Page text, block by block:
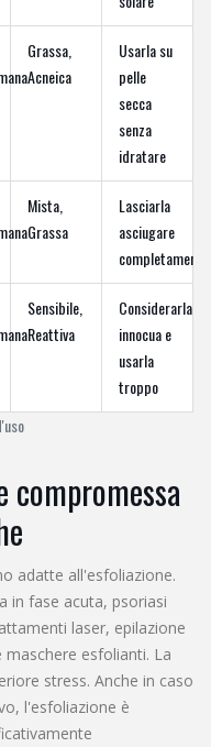
Grassa,
Acneica
Usarla su
pelle
secca
senza
idratare
Mista,
Grassa
Lasciarla
asciugare
completamente
Sensibile,
Reattiva
Considerarla
innocua e
usarla
troppo
compromessa
adatte all'esfoliazione.
in fase acuta, psoriasi
laser, epilazione
esfolianti. La
stress. Anche in caso
l'esfoliazione è